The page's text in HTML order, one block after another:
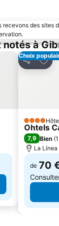
des sites
notés à
Choix
Partager
4 Étoiles
Ohtels
7,9 Bien (
La
de 70